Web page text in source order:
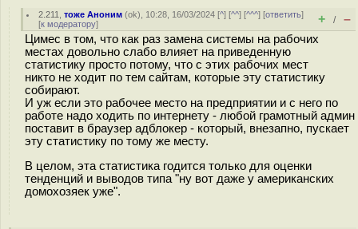
2.211 ,тоже Аноним (ok), 10:28, 16/03/2024 [^] [^^] [^^^] [ответить]
[к модератору] + / –
Цимес в том, что как раз замена системы на рабочих
местах довольно слабо влияет на приведенную
статистику просто потому, что с этих рабочих мест
никто не ходит по тем сайтам, которые эту статистику
собирают.
И уж если это рабочее место на предприятии и с него по
работе надо ходить по интернету - любой грамотный админ
поставит в браузер адблокер - который, внезапно, пускает
эту статистику по тому же месту.
В целом, эта статистика годится только для оценки
тенденций и выводов типа "ну вот даже у американских
домохозяек уже".